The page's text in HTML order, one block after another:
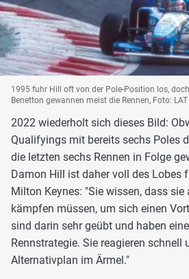
1995 fuhr Hill oft von der Pole-Position los,
Benetton gewannen meist die Rennen, Foto:
2022 wiederholt sich dieses Bild:
Qualifyings mit bereits sechs Poles
die letzten sechs Rennen in Folge
Damon Hill ist daher voll des Lobes
Milton Keynes: "Sie wissen, dass
kämpfen müssen, um sich einen
sind darin sehr geübt und haben
Rennstrategie. Sie reagieren schnell
Alternativplan im Ärmel."